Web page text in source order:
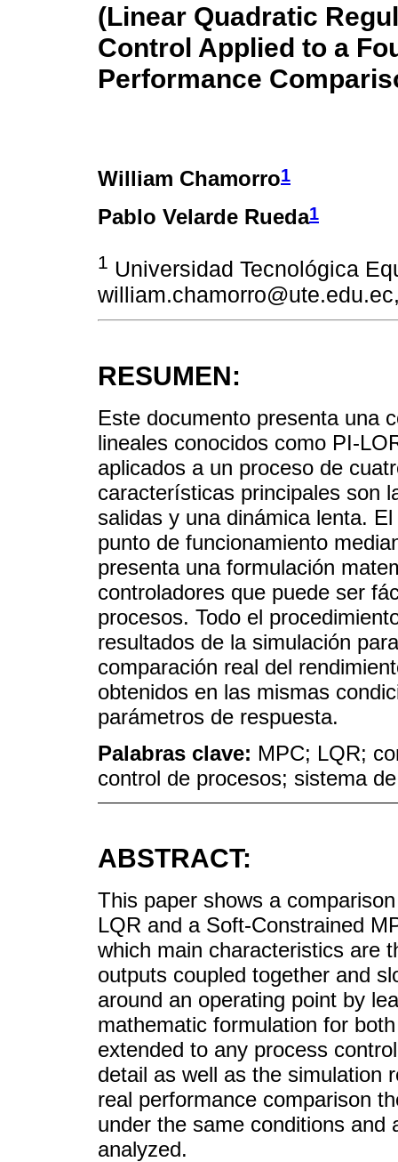
(Linear Quadratic
Control Applied to a
Performance
William Chamorro1
Pablo Velarde Rueda1
1 Universidad Tecnológica
RESUMEN:
Este documento presenta una
lineales conocidos como PI-
aplicados a un proceso de
características principales son
salidas y una dinámica lenta.
punto de funcionamiento
presenta una formulación
controladores que puede ser
procesos. Todo el
resultados de la simulación
comparación real del
obtenidos en las mismas
parámetros de respuesta.
Palabras clave: MPC; LQR;
control de procesos; sistema
ABSTRACT:
This paper shows a
LQR and a Soft-Constrained
which main characteristics are
outputs coupled together and
around an operating point by
mathematic formulation for
extended to any process
detail as well as the simulation
real performance comparison
under the same conditions and
analyzed.